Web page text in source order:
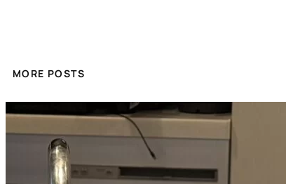
MORE POSTS